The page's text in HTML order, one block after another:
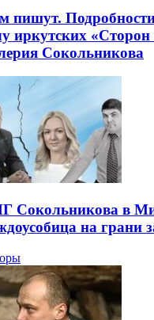
пишут. Подробности
иркутских «Сторон
Сокольникова
Сокольникова в
на грани